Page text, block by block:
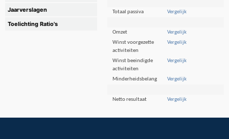
Jaarverslagen
Toelichting Ratio's
Totaal passiva Vergelijk
Omzet
Vergelijk
Winst voorgezette
activiteiten
Vergelijk
Winst beeindigde
activiteiten
Vergelijk
Minderheidsbelang Vergelijk
Netto resultaat Vergelijk